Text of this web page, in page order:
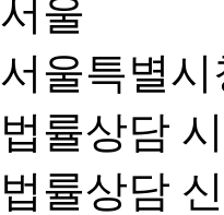
서울특별시
법률상담
법률상담